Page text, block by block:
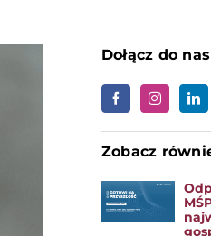
Dołącz do
Zobacz